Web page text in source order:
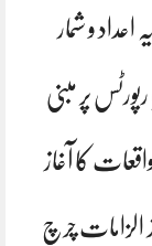
اعداد و شمار
پر مبنی
کا آغاز
الزامات چرچ